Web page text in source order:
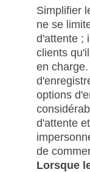
Simplifier
ne se
d'attente ;
clients
en
options
d'attente
de
Lorsque